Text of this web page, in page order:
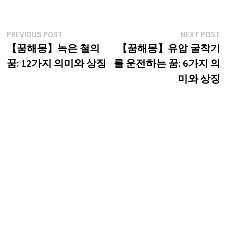
글
탐
색
PREVIOUS POSTPrevious
post:
【꿈해몽】녹은 철의
꿈: 12가지 의미와 상징
NEXT POST
【꿈해몽】유압 굴착기
를 운전하는 꿈: 6가지 의
미와 상징